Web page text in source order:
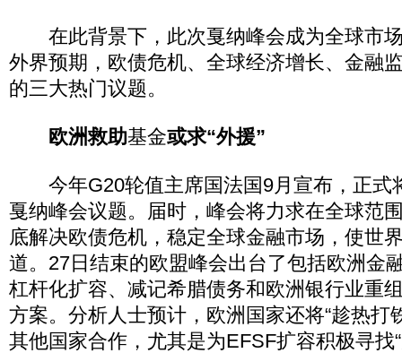
在此背景下，此次戛纳峰会成为全球市
外界预期，欧债危机、全球经济增长、金融
的三大热门议题。
欧洲救助基金或求“外援”
今年G20轮值主席国法国9月宣布，正式
戛纳峰会议题。届时，峰会将力求在全球范
底解决欧债危机，稳定全球金融市场，使世
道。27日结束的欧盟峰会出台了包括欧洲金
杠杆化扩容、减记希腊债务和欧洲银行业重
方案。分析人士预计，欧洲国家还将“趁热打
其他国家合作，尤其是为EFSF扩容积极寻找